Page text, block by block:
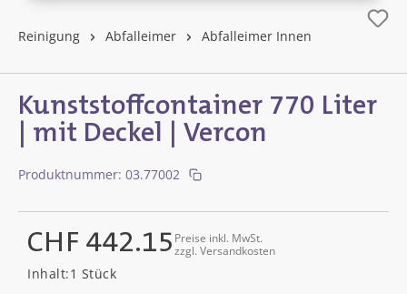
Reinigung Abfalleimer Abfalleimer Innen
Kunststoffcontainer 770 Liter
| mit Deckel | Vercon
Regulärer Preis:
CHF 442.15 Preise inkl. MwSt.
zzgl. Versandkosten
Inhalt:1 Stück
Produktnummer: 03.77002